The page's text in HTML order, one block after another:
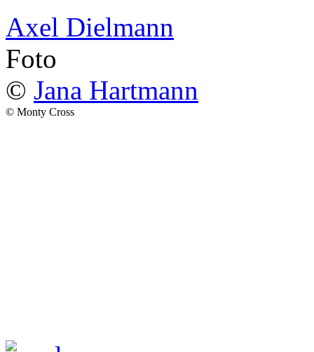
Axel Dielmann
Foto
© Jana Hartmann
© Monty Cross